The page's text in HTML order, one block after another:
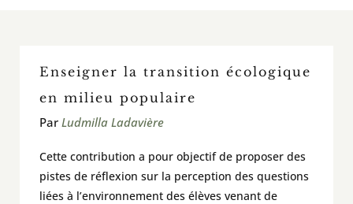
À voir / À lire / Actualité de la recherche
À propos
Pour contribuer
Enseigner la transition écologique
en milieu populaire
Par Ludmilla Ladavière
Cette contribution a pour objectif de proposer des
pistes de réflexion sur la perception des questions
liées à l’environnement des élèves venant de